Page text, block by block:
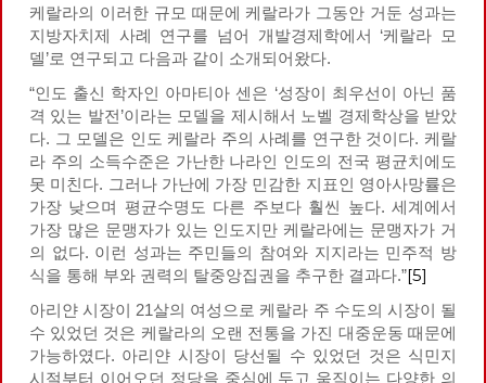
케랄라의 이러한 규모 때문에 케랄라가 그동안 거둔 성과는
지방자치제 사례 연구를 넘어 개발경제학에서 ‘케랄라 모
델’로 연구되고 다음과 같이 소개되어왔다.
“인도 출신 학자인 아마티아 센은 ‘성장이 최우선이 아닌 품
격 있는 발전’이라는 모델을 제시해서 노벨 경제학상을 받았
다. 그 모델은 인도 케랄라 주의 사례를 연구한 것이다. 케랄
라 주의 소득수준은 가난한 나라인 인도의 전국 평균치에도
못 미친다. 그러나 가난에 가장 민감한 지표인 영아사망률은
가장 낮으며 평균수명도 다른 주보다 훨씬 높다. 세계에서
가장 많은 문맹자가 있는 인도지만 케랄라에는 문맹자가 거
의 없다. 이런 성과는 주민들의 참여와 지지라는 민주적 방
식을 통해 부와 권력의 탈중앙집권을 추구한 결과다.”[5]
아리얀 시장이 21살의 여성으로 케랄라 주 수도의 시장이 될
수 있었던 것은 케랄라의 오랜 전통을 가진 대중운동 때문에
가능하였다. 아리얀 시장이 당선될 수 있었던 것은 식민지
시절부터 이어오던 정당을 중심에 두고 움직이는 다양한 의